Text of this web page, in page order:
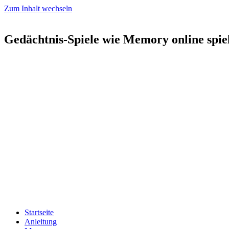
Zum Inhalt wechseln
Gedächtnis-Spiele wie Memory online
Startseite
Anleitung